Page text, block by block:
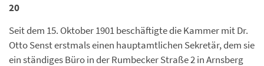
20
Seit dem 15. Oktober 1901 beschäftigte die Kammer mit Dr.
Otto Senst erstmals einen hauptamtlichen Sekretär, dem sie
ein ständiges Büro in der Rumbecker Straße 2 in Arnsberg